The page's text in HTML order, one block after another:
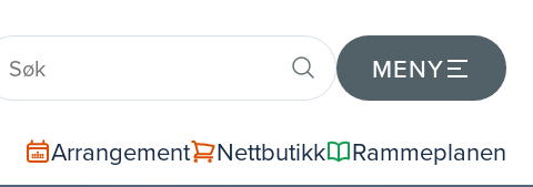
MENY
Arrangement Nettbutikk Rammeplanen